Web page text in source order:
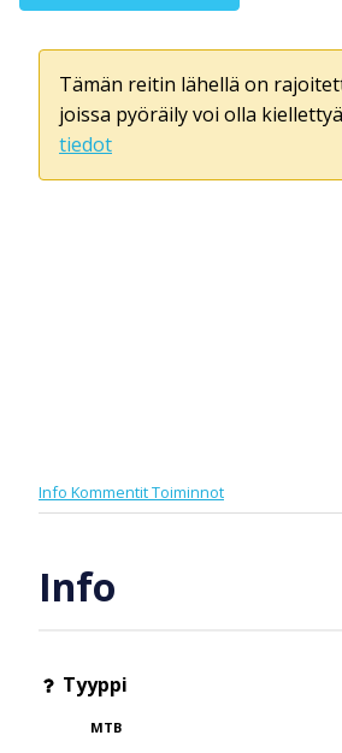
Tämän reitin lähellä on
joissa pyöräily voi olla
tiedot
Info KommentitToiminnot
Info
Tyyppi
MTB